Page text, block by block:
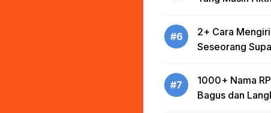
#6
2+ Cara
Seseorang
#7
1000+ Nama
Bagus dan